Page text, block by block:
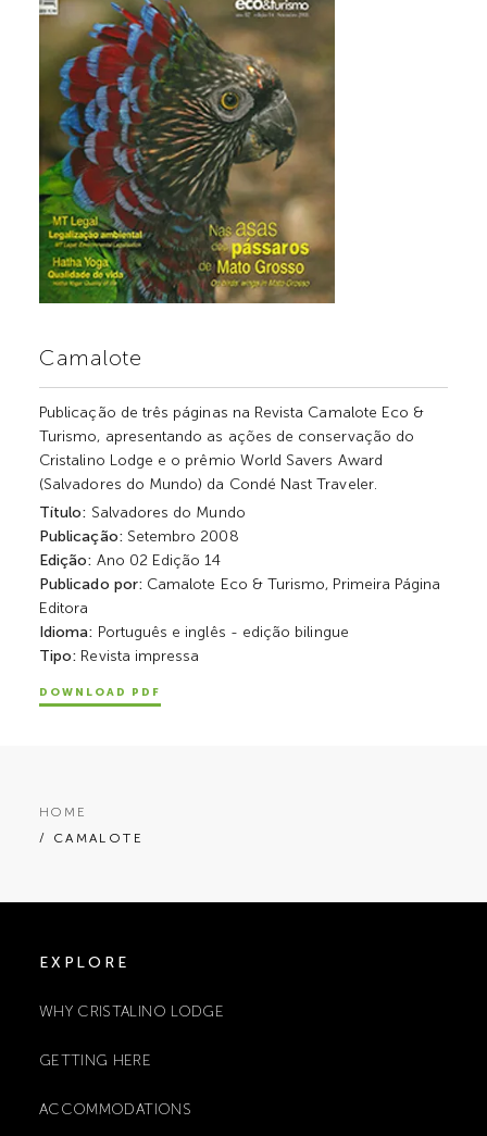
Camalote
Publicação de três páginas na Revista Camalote Eco &
Turismo, apresentando as ações de conservação do
Cristalino Lodge e o prêmio World Savers Award
(Salvadores do Mundo) da Condé Nast Traveler.
Título: Salvadores do Mundo
Publicação:Setembro 2008
Edição: Ano 02 Edição 14
Publicado por:Camalote Eco & Turismo, Primeira Página
Editora
Idioma: Português e inglês - edição bilingue
Tipo: Revista impressa
DOWNLOAD PDF
HOME
/ CAMALOTE
EXPLORE
WHY CRISTALINO LODGE
GETTING HERE
ACCOMMODATIONS